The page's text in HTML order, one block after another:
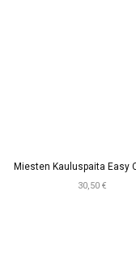
30,50 €